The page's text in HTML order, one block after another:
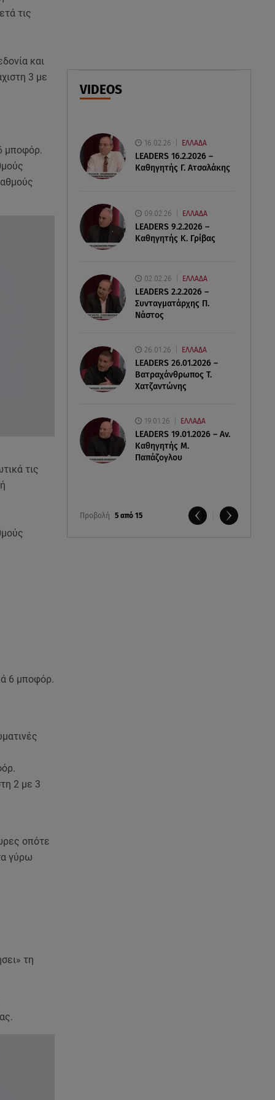
07.08.26 , 17:13
Τροχαίο Σέρρες: «Έχασα τη
σύζυγο και το παιδί μου. Τα
VIDEOS
16.02.26 ΕΛΛΑΔΑ
LEADERS 16.2.2026 –
Καθηγητής Γ. Ατσαλάκης
09.02.26 ΕΛΛΑΔΑ
LEADERS 9.2.2026 –
Καθηγητής Κ. Γρίβας
02.02.26 ΕΛΛΑΔΑ
LEADERS 2.2.2026 –
Συνταγματάρχης Π.
Νάστος
26.01.26 ΕΛΛΑΔΑ
LEADERS 26.01.2026 –
Βατραχάνθρωπος Τ.
Χατζαντώνης
19.01.26 ΕΛΛΑΔΑ
LEADERS 19.01.2026 – Αν.
Καθηγητής Μ.
Παπάζογλου
Προβολή 5 από 15
τις
και
3 με
μποφόρ.
τις
6 μποφόρ.
2 με 3
οπότε
γύρω
τη